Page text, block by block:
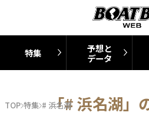
特集
予想と
データ
TOP 特集 # 浜名湖
「# 浜名湖」